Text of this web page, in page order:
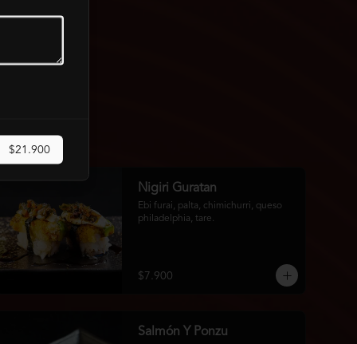
Nigiri Guratan
Ebi furai, palta, chimichurri, queso
philadelphia, tare.
$7.900
Salmón Y Ponzu
$21.900